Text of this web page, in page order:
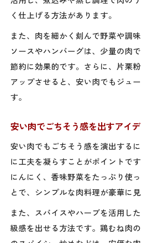
く仕上げる方法があります。
また、肉を細かく刻んで野菜や調
ソースやハンバーグは、少量の肉
節約に効果的です。さらに、片栗
アップさせると、安い肉でもジュ
す。
安い肉でごちそう感を出すアイ
安い肉でもごちそう感を演出する
に工夫を凝らすことがポイントで
にんにく、香味野菜をたっぷり使
とで、シンプルな肉料理が豪華に見
また、スパイスやハーブを活用し
級感を出せる方法です。鶏むね肉